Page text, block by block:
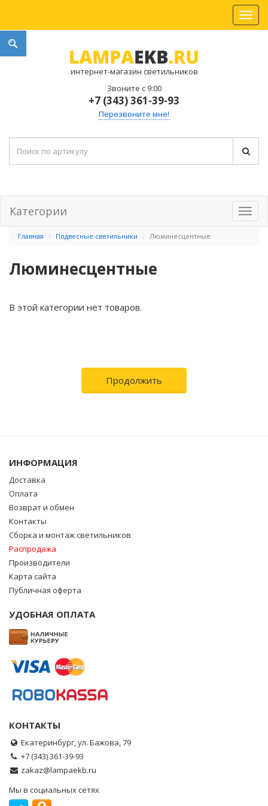
интернет-магазин светильников
Звоните с 9:00
+7 (343) 361-39-93
Перезвоните мне!
Категории
Главная Подвесные светильники Люминесцентные
Люминесцентные
В этой категории нет товаров.
Продолжить
ИНФОРМАЦИЯ
Доставка
Оплата
Возврат и обмен
Контакты
Сборка и монтаж светильников
Распродажа
Производители
Карта сайта
Публичная оферта
УДОБНАЯ ОПЛАТА
КОНТАКТЫ
Екатеринбург, ул. Бажова, 79
+7 (343) 361-39-93
zakaz@lampaekb.ru
Мы в социальных сетях